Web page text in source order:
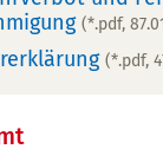
(*.pdf,
(*.pdf,